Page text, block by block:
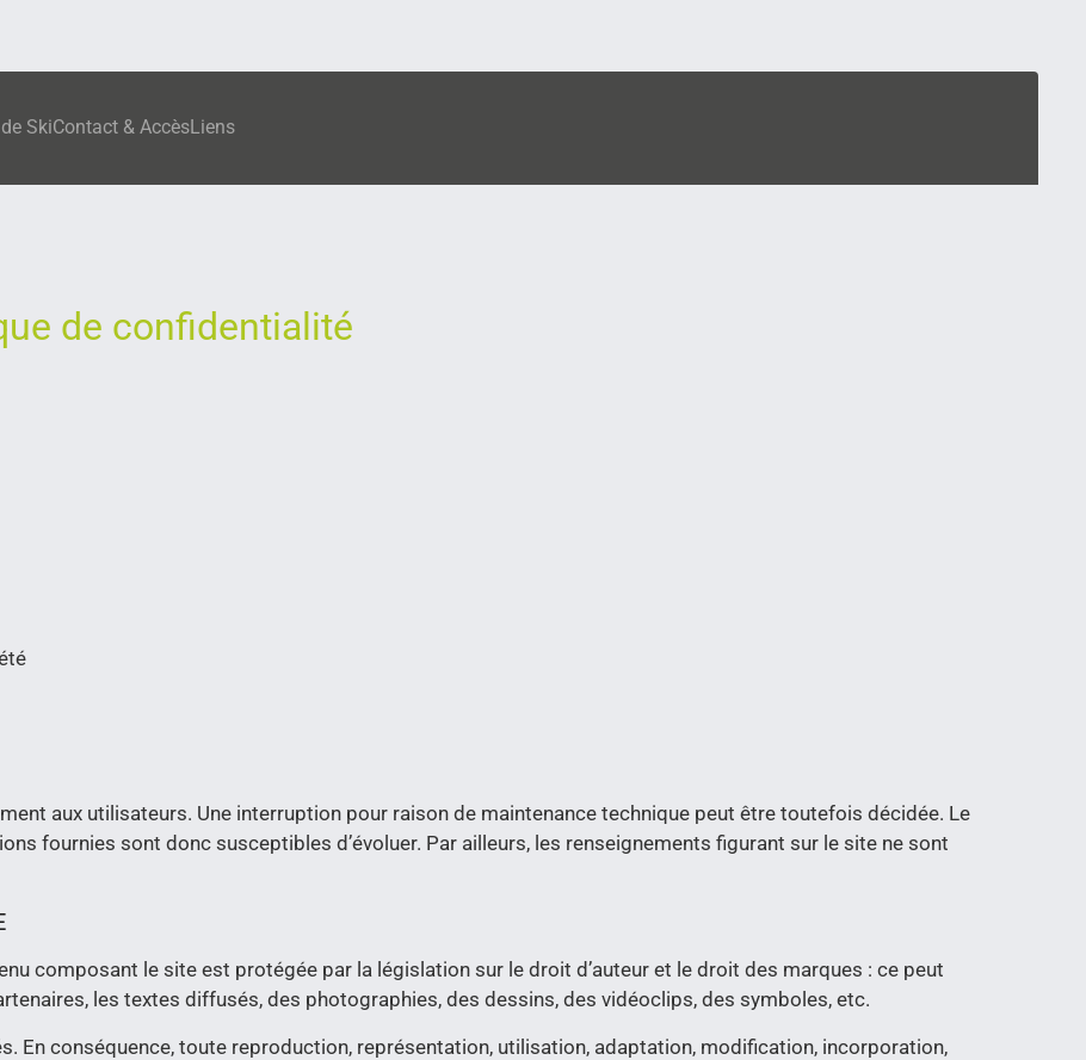
SkiContact & AccèsLiens
de confidentialité
aux utilisateurs. Une interruption pour raison de maintenance technique peut être toutefois décidée. Le
fournies sont donc susceptibles d’évoluer. Par ailleurs, les renseignements figurant sur le site ne sont
composant le site est protégée par la législation sur le droit d’auteur et le droit des marques : ce peut
les textes diffusés, des photographies, des dessins, des vidéoclips, des symboles, etc.
En conséquence, toute reproduction, représentation, utilisation, adaptation, modification, incorporation,